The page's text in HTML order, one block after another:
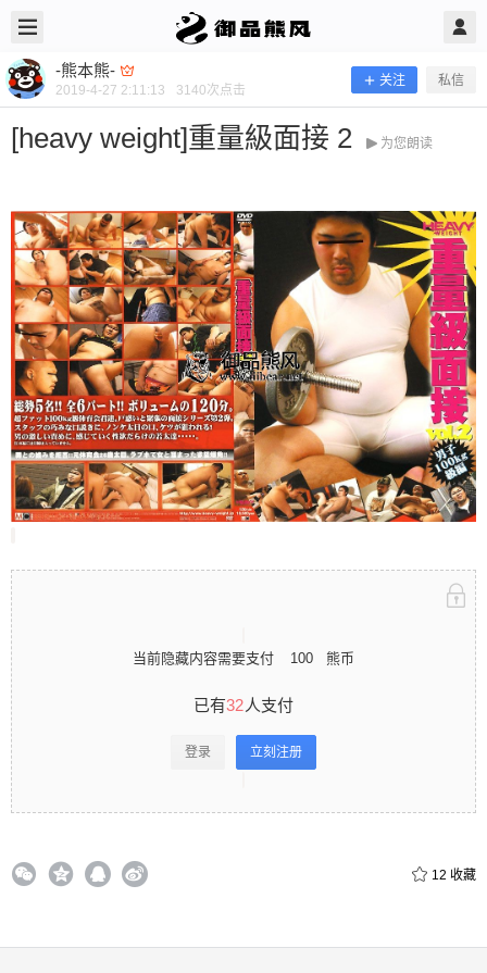
-熊本熊-
2019-4-27 2:11:13 3140次点击
关注 私信
[heavy weight]重量級面接 2 为您朗读
当前隐藏内容需要支付 100 熊币
已有32人支付
登录 立刻注册
12 收藏
-熊本熊- @ 御品熊风 2019/4/27
[heavy weight]重量級面接 2
当前隐藏内容需要支付100熊币 已有32人支付 登录
立刻注册 0 收藏
扫描二维码继续阅读